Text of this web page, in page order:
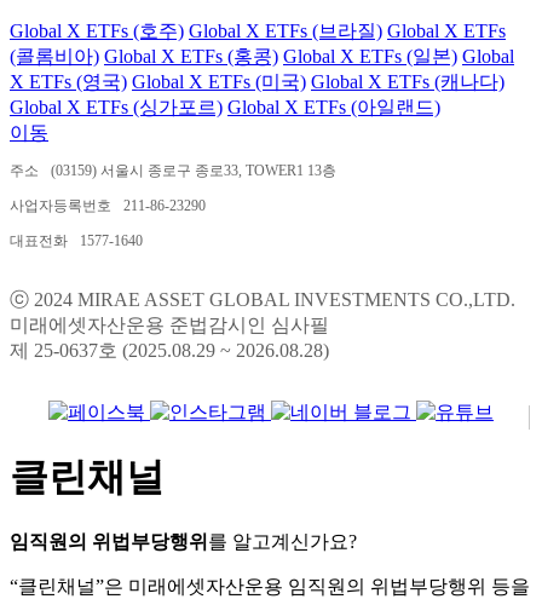
Global X ETFs (호주) Global X ETFs (브라질) Global X ETFs
(콜롬비아) Global X ETFs (홍콩) Global X ETFs (일본) Global
X ETFs (영국) Global X ETFs (미국) Global X ETFs (캐나다)
Global X ETFs (싱가포르) Global X ETFs (아일랜드)
이동
주소 (03159) 서울시 종로구 종로33, TOWER1 13층
사업자등록번호 211-86-23290
대표전화 1577-1640
ⓒ 2024 MIRAE ASSET GLOBAL INVESTMENTS CO.,LTD.
미래에셋자산운용 준법감시인 심사필
제 25-0637호 (2025.08.29 ~ 2026.08.28)
클린채널
임직원의 위법부당행위 를 알고계신가요?
“클린채널”은 미래에셋자산운용 임직원의 위법부당행위 등을